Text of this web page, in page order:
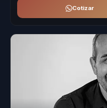
Cotizar